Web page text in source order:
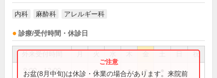
内科 麻酔科 アレルギー科
診療/受付時間・休診日
祝
9:00～12:00 ● ● ●
お盆(8月中旬)は休診・休業の場合があります。来院前